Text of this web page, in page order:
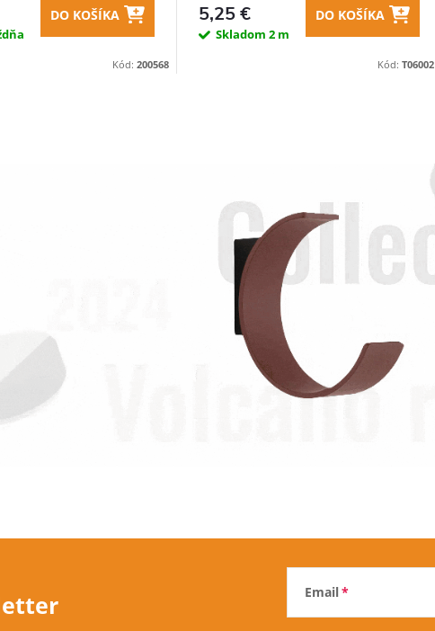
DO KOŠÍKA
Kód: 200568
5,25 €
Skladom 2 m
DO KOŠÍKA
Kód: T06002
Email